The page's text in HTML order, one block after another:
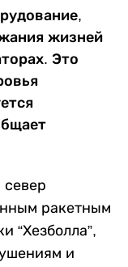
жизней
Это
север
ракетным
“Хезболла”,
и